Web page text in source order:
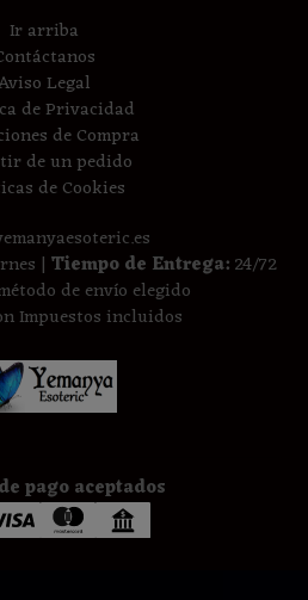
Ir arriba
Legal
de Privacidad
de Compra
de un pedido
de Cookies
| Tiempo de Entrega:24/72
de envío elegido
Impuestos incluidos
pago aceptados